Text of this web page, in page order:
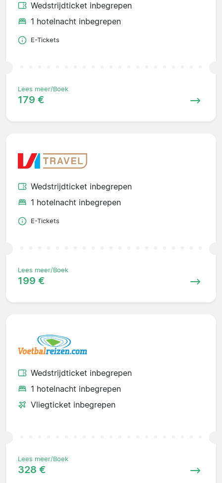
Wedstrijdticket inbegrepen
1 hotelnacht inbegrepen
E-Tickets
Lees meer/Boek
179 €
Wedstrijdticket inbegrepen
1 hotelnacht inbegrepen
E-Tickets
Lees meer/Boek
199 €
Wedstrijdticket inbegrepen
1 hotelnacht inbegrepen
Vliegticket inbegrepen
Lees meer/Boek
328 €